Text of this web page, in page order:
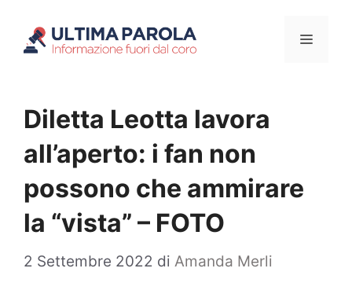
Menu
Diletta Leotta lavora
all’aperto: i fan non
possono che ammirare
la “vista” – FOTO
2 Settembre 2022 di Amanda Merli